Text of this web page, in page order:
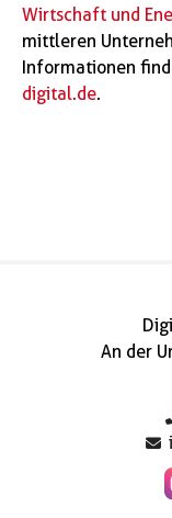
Wirtschaft und
mittleren
Informationen
digital.de.
An der